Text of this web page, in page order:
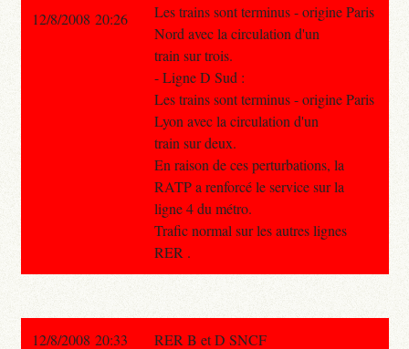
Les trains sont terminus - origine Paris
Nord avec la circulation d'un
train sur trois.
- Ligne D Sud :
Les trains sont terminus - origine Paris
Lyon avec la circulation d'un
train sur deux.
En raison de ces perturbations, la
RATP a renforcé le service sur la
ligne 4 du métro.
Trafic normal sur les autres lignes
RER .
12/8/2008 20:26
12/8/2008 20:33
RER B et D SNCF